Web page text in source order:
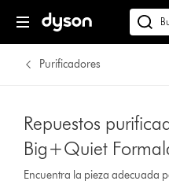
Buscar
en
Purificadores
Repuestos
Big+Quiet
Encuentra la pieza adecuada